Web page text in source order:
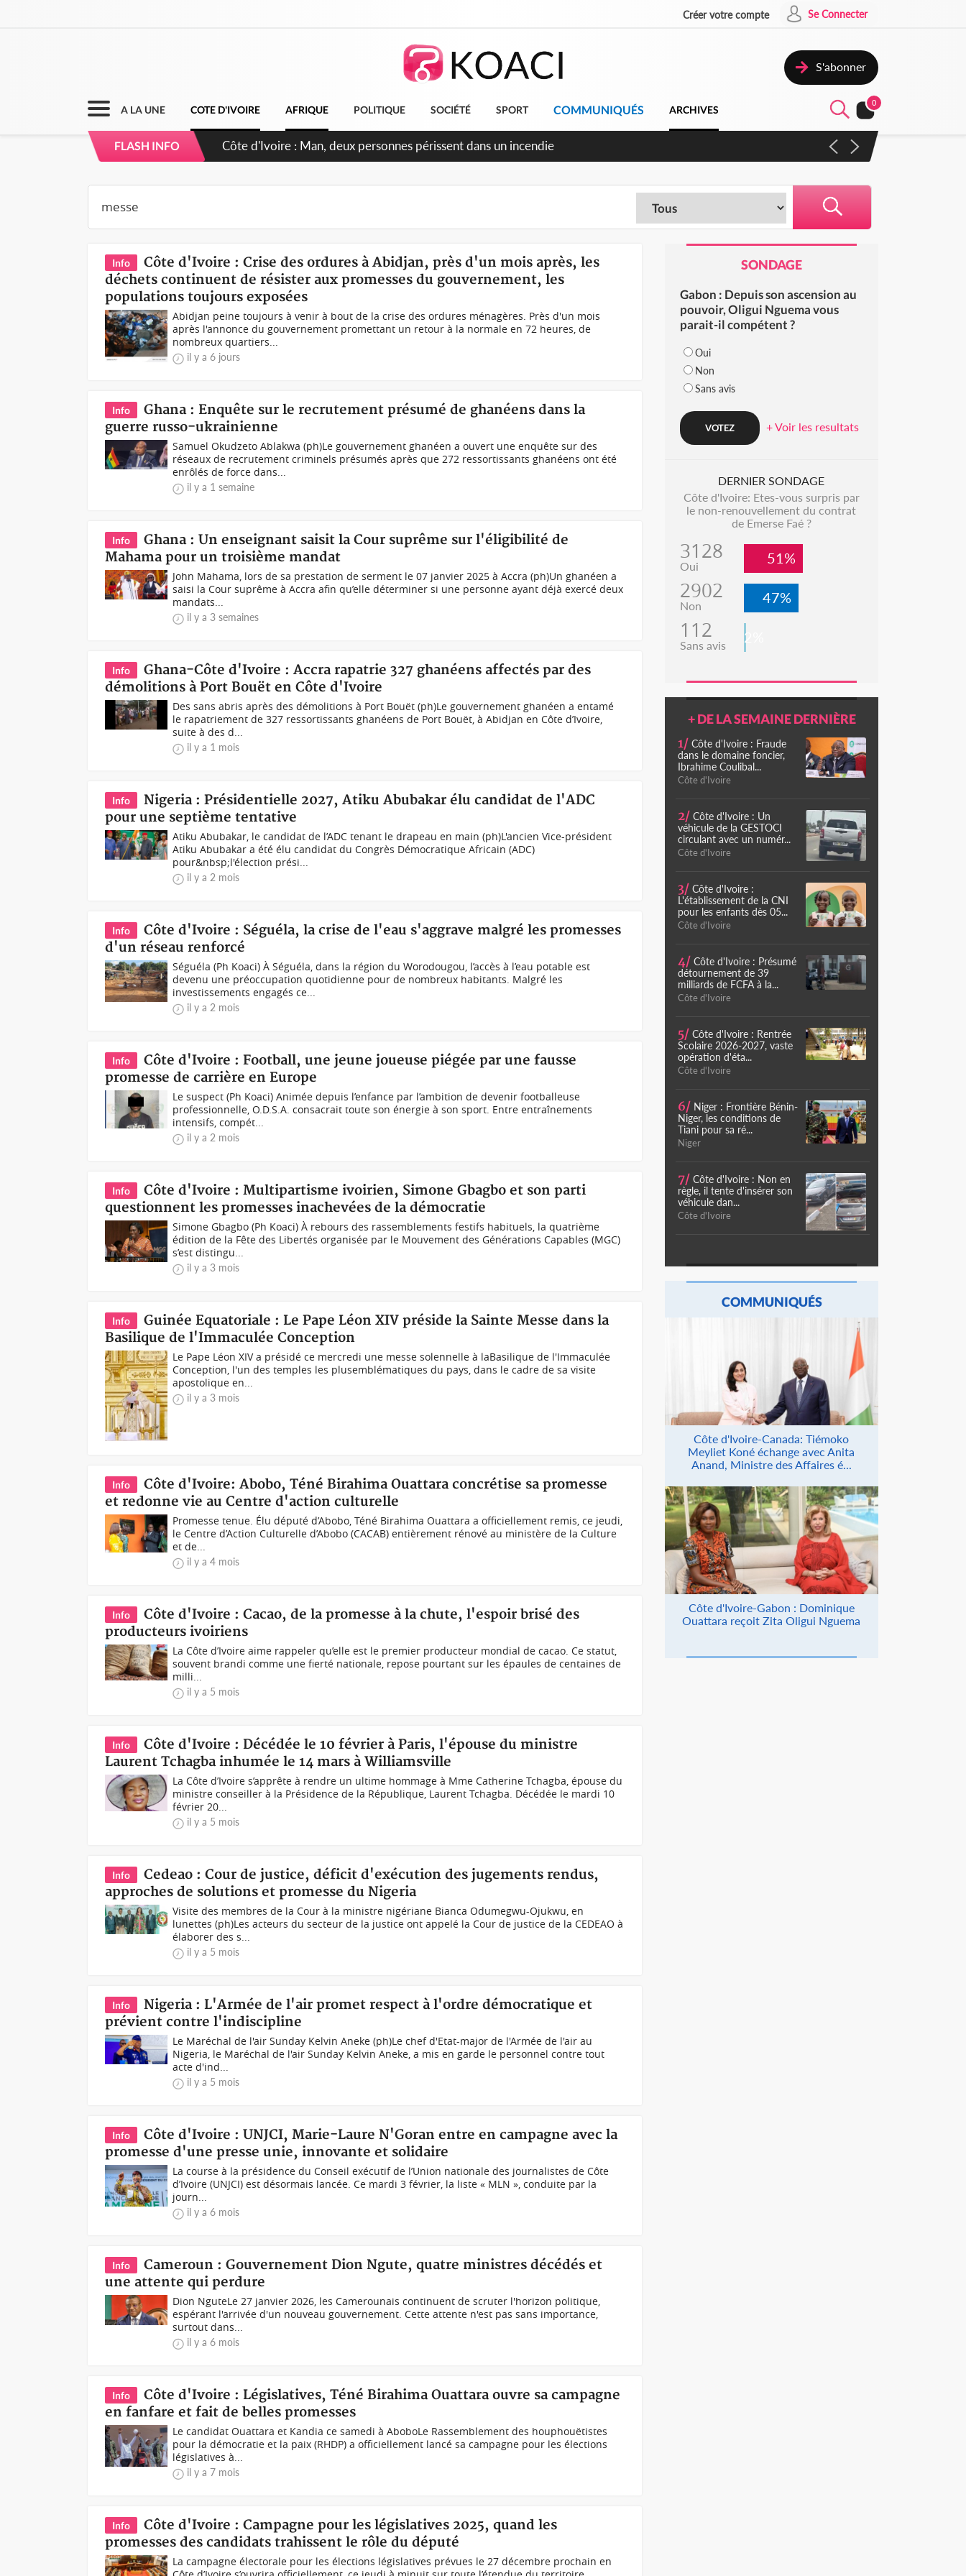
Créer votre compte Se Connecter
S'abonner
A LA UNE COTE D'IVOIRE AFRIQUE POLITIQUE SOCIÉTÉ SPORT COMMUNIQUÉS ARCHIVES
0
FLASH INFO Côte d'Ivoire : Man, deux personnes périssent dans un incendie
Info
Côte d'Ivoire : Crise des ordures à Abidjan, près d'un mois après, les
déchets continuent de résister aux promesses du gouvernement, les
populations toujours exposées
Abidjan peine toujours à venir à bout de la crise des ordures ménagères. Près d'un mois
après l'annonce du gouvernement promettant un retour à la normale en 72 heures, de
nombreux quartiers...
il y a 6 jours
Info
Ghana : Enquête sur le recrutement présumé de ghanéens dans la
guerre russo-ukrainienne
Samuel Okudzeto Ablakwa (ph)Le gouvernement ghanéen a ouvert une enquête sur des
réseaux de recrutement criminels présumés après que 272 ressortissants ghanéens ont été
enrôlés de force dans...
il y a 1 semaine
Info
Ghana : Un enseignant saisit la Cour suprême sur l'éligibilité de
Mahama pour un troisième mandat
John Mahama, lors de sa prestation de serment le 07 janvier 2025 à Accra (ph)Un ghanéen a
saisi la Cour suprême à Accra afin qu’elle déterminer si une personne ayant déjà exercé deux
mandats...
il y a 3 semaines
Info
Ghana-Côte d'Ivoire : Accra rapatrie 327 ghanéens affectés par des
démolitions à Port Bouët en Côte d'Ivoire
Des sans abris après des démolitions à Port Bouët (ph)Le gouvernement ghanéen a entamé
le rapatriement de 327 ressortissants ghanéens de Port Bouët, à Abidjan en Côte d’Ivoire,
suite à des d...
il y a 1 mois
Info
Nigeria : Présidentielle 2027, Atiku Abubakar élu candidat de l'ADC
pour une septième tentative
Atiku Abubakar, le candidat de l’ADC tenant le drapeau en main (ph)L'ancien Vice-président
Atiku Abubakar a été élu candidat du Congrès Démocratique Africain (ADC)
pour&nbsp;l'élection prési...
il y a 2 mois
Info
Côte d'Ivoire : Séguéla, la crise de l'eau s'aggrave malgré les promesses
d'un réseau renforcé
Séguéla (Ph Koaci) À Séguéla, dans la région du Worodougou, l’accès à l’eau potable est
devenu une préoccupation quotidienne pour de nombreux habitants. Malgré les
investissements engagés ce...
il y a 2 mois
Info
Côte d'Ivoire : Football, une jeune joueuse piégée par une fausse
promesse de carrière en Europe
Le suspect (Ph Koaci) Animée depuis l’enfance par l’ambition de devenir footballeuse
professionnelle, O.D.S.A. consacrait toute son énergie à son sport. Entre entraînements
intensifs, compét...
il y a 2 mois
Info
Côte d'Ivoire : Multipartisme ivoirien, Simone Gbagbo et son parti
questionnent les promesses inachevées de la démocratie
Simone Gbagbo (Ph Koaci) À rebours des rassemblements festifs habituels, la quatrième
édition de la Fête des Libertés organisée par le Mouvement des Générations Capables (MGC)
s’est distingu...
il y a 3 mois
Info
Guinée Equatoriale : Le Pape Léon XIV préside la Sainte Messe dans la
Basilique de l'Immaculée Conception
Le Pape Léon XIV a présidé ce mercredi une messe solennelle à laBasilique de l'Immaculée
Conception, l'un des temples les plusemblématiques du pays, dans le cadre de sa visite
apostolique en...
il y a 3 mois
Info
Côte d'Ivoire: Abobo, Téné Birahima Ouattara concrétise sa promesse
et redonne vie au Centre d'action culturelle
Promesse tenue. Élu député d’Abobo, Téné Birahima Ouattara a officiellement remis, ce jeudi,
le Centre d’Action Culturelle d’Abobo (CACAB) entièrement rénové au ministère de la Culture
et de...
il y a 4 mois
Info
Côte d'Ivoire : Cacao, de la promesse à la chute, l'espoir brisé des
producteurs ivoiriens
La Côte d’Ivoire aime rappeler qu’elle est le premier producteur mondial de cacao. Ce statut,
souvent brandi comme une fierté nationale, repose pourtant sur les épaules de centaines de
milli...
il y a 5 mois
Info
Côte d'Ivoire : Décédée le 10 février à Paris, l'épouse du ministre
Laurent Tchagba inhumée le 14 mars à Williamsville
La Côte d’Ivoire s’apprête à rendre un ultime hommage à Mme Catherine Tchagba, épouse du
ministre conseiller à la Présidence de la République, Laurent Tchagba. Décédée le mardi 10
février 20...
il y a 5 mois
Info
Cedeao : Cour de justice, déficit d'exécution des jugements rendus,
approches de solutions et promesse du Nigeria
Visite des membres de la Cour à la ministre nigériane Bianca Odumegwu-Ojukwu, en
lunettes (ph)Les acteurs du secteur de la justice ont appelé la Cour de justice de la CEDEAO à
élaborer des s...
il y a 5 mois
Info
Nigeria : L'Armée de l'air promet respect à l'ordre démocratique et
prévient contre l'indiscipline
Le Maréchal de l'air Sunday Kelvin Aneke (ph)Le chef d'Etat-major de l'Armée de l'air au
Nigeria, le Maréchal de l'air Sunday Kelvin Aneke, a mis en garde le personnel contre tout
acte d'ind...
il y a 5 mois
Info
Côte d'Ivoire : UNJCI, Marie-Laure N'Goran entre en campagne avec la
promesse d'une presse unie, innovante et solidaire
La course à la présidence du Conseil exécutif de l’Union nationale des journalistes de Côte
d’Ivoire (UNJCI) est désormais lancée. Ce mardi 3 février, la liste « MLN », conduite par la
journ...
il y a 6 mois
Info
Cameroun : Gouvernement Dion Ngute, quatre ministres décédés et
une attente qui perdure
Dion Ngute Le 27 janvier 2026, les Camerounais continuent de scruter l'horizon politique,
espérant l'arrivée d'un nouveau gouvernement. Cette attente n'est pas sans importance,
surtout dans...
il y a 6 mois
Info
Côte d'Ivoire : Législatives, Téné Birahima Ouattara ouvre sa campagne
en fanfare et fait de belles promesses
Le candidat Ouattara et Kandia ce samedi à AboboLe Rassemblement des houphouëtistes
pour la démocratie et la paix (RHDP) a officiellement lancé sa campagne pour les élections
législatives à...
il y a 7 mois
Info
Côte d'Ivoire : Campagne pour les législatives 2025, quand les
promesses des candidats trahissent le rôle du député
La campagne électorale pour les élections législatives prévues le 27 décembre prochain en
SONDAGE
Gabon : Depuis son ascension au
pouvoir, Oligui Nguema vous
parait-il compétent ?
Oui
Non
Sans avis
+ Voir les resultats
DERNIER SONDAGE
Côte d'Ivoire: Etes-vous surpris par
le non-renouvellement du contrat
de Emerse Faé ?
3128
Oui 51%
2902
Non 47%
112
Sans avis 2%
+ DE LA SEMAINE DERNIÈRE
1/ Côte d'Ivoire : Fraude
dans le domaine foncier,
Ibrahime Coulibal...
Côte d'Ivoire
2/ Côte d'Ivoire : Un
véhicule de la GESTOCI
circulant avec un numér...
Côte d'Ivoire
3/ Côte d'Ivoire :
L'établissement de la CNI
pour les enfants dès 05...
Côte d'Ivoire
4/ Côte d'Ivoire : Présumé
détournement de 39
milliards de FCFA à la...
Côte d'Ivoire
5/ Côte d'Ivoire : Rentrée
Scolaire 2026-2027, vaste
opération d'éta...
Côte d'Ivoire
6/ Niger : Frontière Bénin-
Niger, les conditions de
Tiani pour sa ré...
Niger
7/ Côte d'Ivoire : Non en
règle, il tente d'insérer son
véhicule dan...
Côte d'Ivoire
COMMUNIQUÉS
Côte d'Ivoire-Canada: Tiémoko
Meyliet Koné échange avec Anita
Anand, Ministre des Affaires é...
Côte d'Ivoire-Gabon : Dominique
Ouattara reçoit Zita Oligui Nguema